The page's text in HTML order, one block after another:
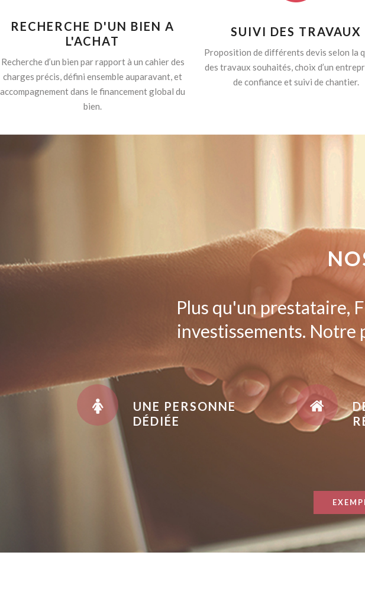
RECHERCHE D'UN BIEN A
L'ACHAT
Recherche d’un bien par rapport à un cahier des
charges précis, défini ensemble auparavant, et
accompagnement dans le financement global du
bien.
SUIVI DES TRAVAUX
Proposition de différents devis selon la
des travaux souhaités, choix d’un
de confiance et suivi de chantier.
Plus qu'un prestataire,
investissements. Notre
UNE PERSONNE
DÉDIÉE